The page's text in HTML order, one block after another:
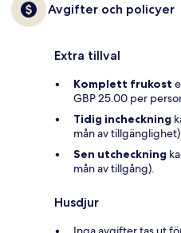
Avgifter och policyer
Extra tillval
Komplett frukost
GBP 25.00 per
Tidig incheckning
mån av
Sen utcheckning
mån av tillgång).
Husdjur